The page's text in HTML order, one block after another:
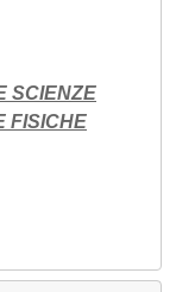
SCIENZE
FISICHE